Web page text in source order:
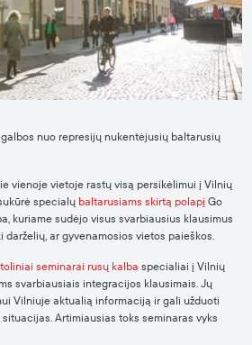
nuo represijų nukentėjusių baltarusių
vienoje vietoje rastų visą persikėlimui į Vilnių
specialų baltarusiams skirtą polapį Go
kuriame sudėjo visus svarbiausius klausimus
darželių, ar gyvenamosios vietos paieškos.
seminarai rusų kalba specialiai į Vilnių
svarbiausiais integracijos klausimais. Jų
Vilniuje aktualią informaciją ir gali užduoti
Artimiausias toks seminaras vyks